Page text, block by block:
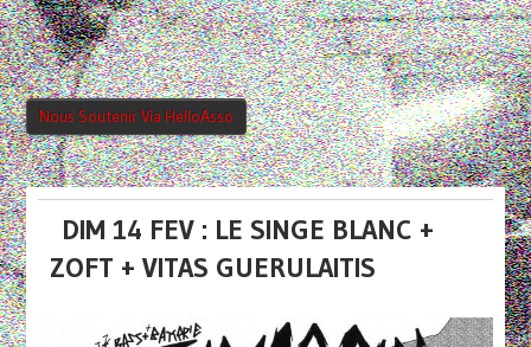
Nous Soutenir Via HelloAsso
DIM 14 FEV : LE SINGE BLANC +
ZOFT + VITAS GUERULAITIS